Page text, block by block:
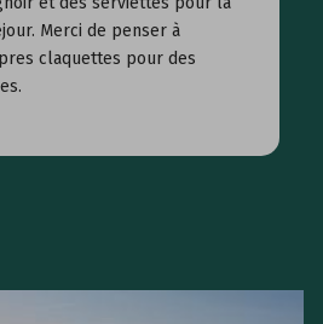
Merci de penser à
claquettes pour des